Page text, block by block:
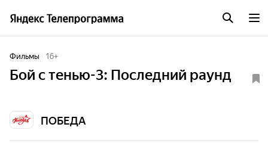
Фильмы 16+
Бой с тенью-3: Последний раунд
ПОБЕДА